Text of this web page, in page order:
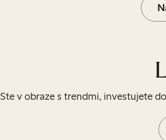
Ste v obraze s trendmi, investujete